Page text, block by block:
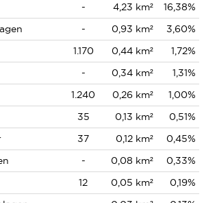
- 4,23 km²
16,38%
- 0,93 km²
3,60%
1.170 0,44 km²
1,72%
- 0,34 km²
1,31%
1.240 0,26 km²
1,00%
35 0,13 km²
0,51%
37 0,12 km²
0,45%
- 0,08 km²
0,33%
12 0,05 km²
0,19%